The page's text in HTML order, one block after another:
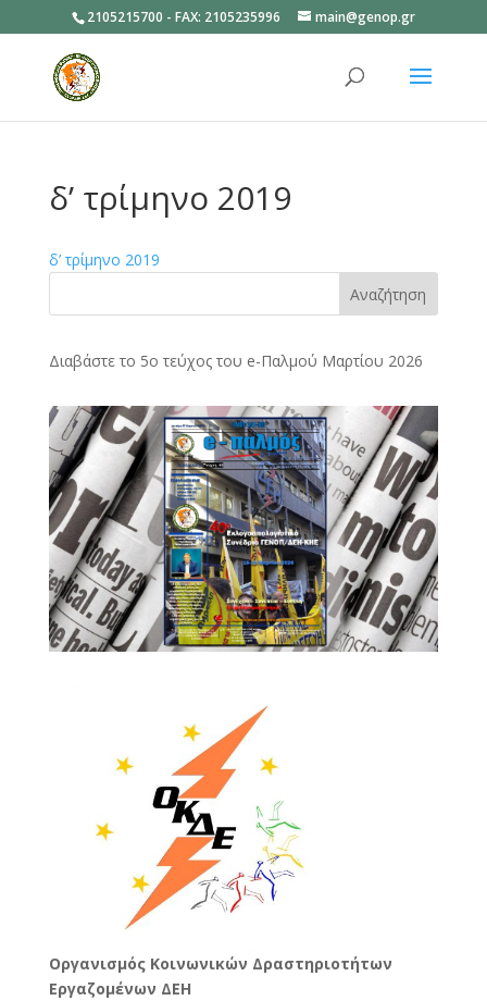
2105215700 - FAX: 2105235996 main@genop.gr
δ’ τρίμηνο 2019
δ’ τρίμηνο 2019
Αναζήτηση
Διαβάστε το 5ο τεύχος του e-Παλμού Μαρτίου 2026
Oργανισμός Κοινωνικών Δραστηριοτήτων
Εργαζομένων ΔΕΗ